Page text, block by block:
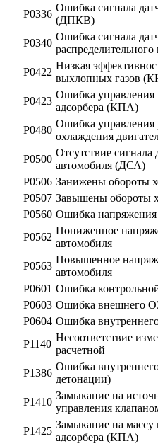
Р0336
Ошибка сигнала
(ДПКВ)
Р0340
Ошибка сигнала
Р0422
Низкая
выхлопных газов
Р0423
Ошибка управления
адсорбера (КПА)
Р0480
Ошибка управления
охлаждения
Р0500
Отсутствие сигнала
автомобиля (ДСА)
Р0506 Занижены обороты
Р0507 Завышены обороты
Р0560 Ошибка напряжения
Р0562
Пониженное
автомобиля
Р0563
Повышенное
автомобиля
Р0601 Ошибка
Р0603 Ошибка внешнего
Р0604 Ошибка
Р1140
Несоответствие
расчетной
Р1386
Ошибка
детонации)
Р1410
Замыкание на
управления
Р1425
Замыкание на массу
адсорбера (КПА)